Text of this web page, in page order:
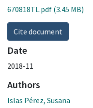
670818TL.pdf (3.45 MB)
Cite document
Date
2018-11
Authors
Islas Pérez, Susana